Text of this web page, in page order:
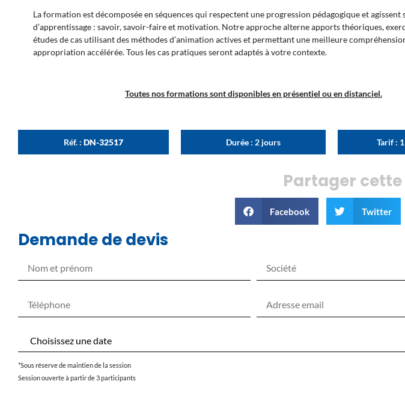
La formation est décomposée en séquences qui respectent une progression pédagogique et
d’apprentissage : savoir, savoir-faire et motivation. Notre approche alterne apports théoriques,
études de cas utilisant des méthodes d’animation actives et permettant une meilleure
appropriation accélérée. Tous les cas pratiques seront adaptés à votre contexte.
Toutes nos formations sont disponibles en présentiel ou en distanciel.
Réf. :DN-32517 Durée : 2 jours Tarif :
Partager
Facebook Twitter
Demande de devis
*Sous réserve de maintien de la session
Session ouverte à partir de 3 participants